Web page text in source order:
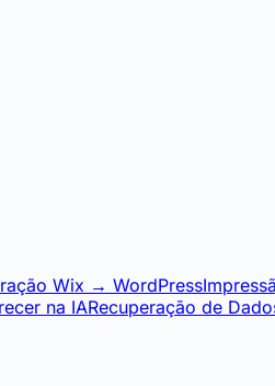
Wix → WordPress
na IARecuperação de